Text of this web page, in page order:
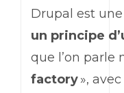
Drupal est une
un principe
que l’on parle
factory»,